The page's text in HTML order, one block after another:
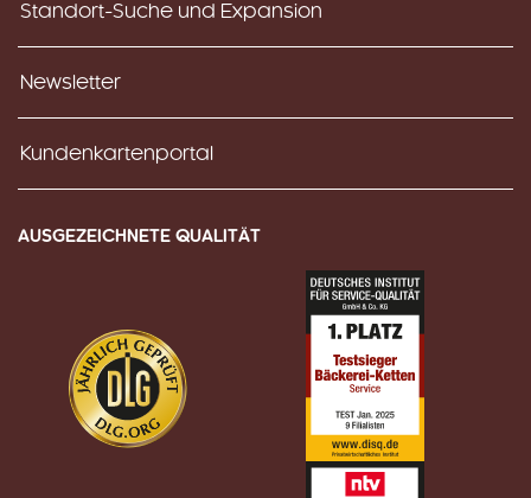
Standort-Suche und Expansion
Newsletter
Kundenkartenportal
AUSGEZEICHNETE QUALITÄT